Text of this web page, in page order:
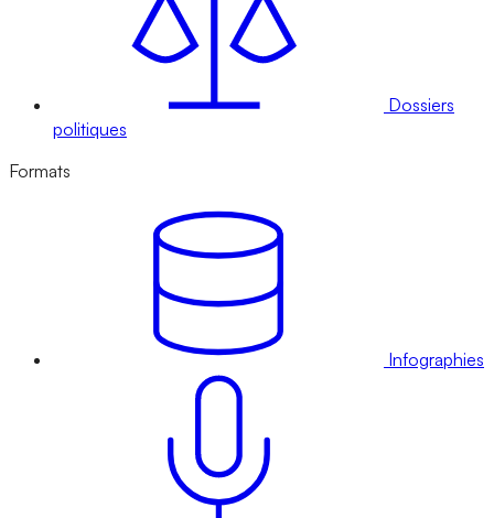
Dossiers
politiques
Formats
Infographies